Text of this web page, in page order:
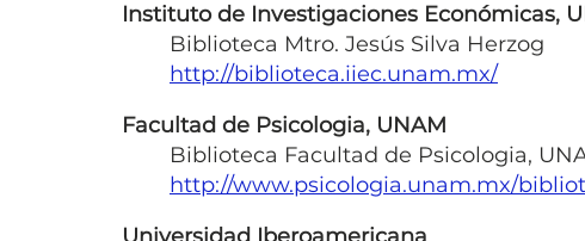
Instituto de Investigaciones Económicas,
Biblioteca Mtro. Jesús Silva Herzog
http://biblioteca.iiec.unam.mx/
Facultad de Psicologia, UNAM
Biblioteca Facultad de Psicologia,
http://www.psicologia.unam.mx/